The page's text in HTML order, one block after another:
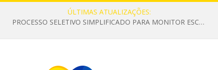
ÚLTIMAS ATUALIZAÇÕES:
PROCESSO SELETIVO SIMPLIFICADO PARA MONITOR ESCOLAR